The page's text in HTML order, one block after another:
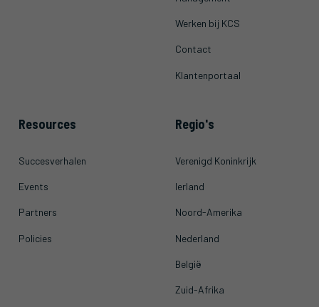
Werken bij KCS
Contact
Klantenportaal
Resources
Succesverhalen
Events
Partners
Policies
Regio's
Verenigd Koninkrijk
Ierland
Noord-Amerika
Nederland
België
Zuid-Afrika